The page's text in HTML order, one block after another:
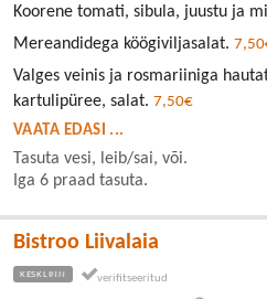
Koorene tomati, sibula, juustu ja
Mereandidega köögiviljasalat.
Valges veinis ja rosmariiniga
kartulipüree, salat. 7,50€
VAATA EDASI ...
Tasuta vesi, leib/sai, või.
Iga 6 praad tasuta.
Bistroo Liivalaia
KESKLINN